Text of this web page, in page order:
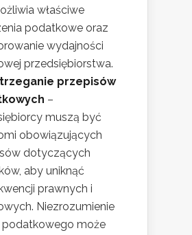
właściwe
podatkowe oraz
wydajności
przedsiębiorstwa.
przepisów
–
muszą być
obowiązujących
dotyczących
aby uniknąć
prawnych i
Niezrozumienie
podatkowego może